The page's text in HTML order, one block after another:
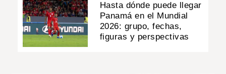
Hasta dónde puede llegar
Panamá en el Mundial
2026: grupo, fechas,
figuras y perspectivas